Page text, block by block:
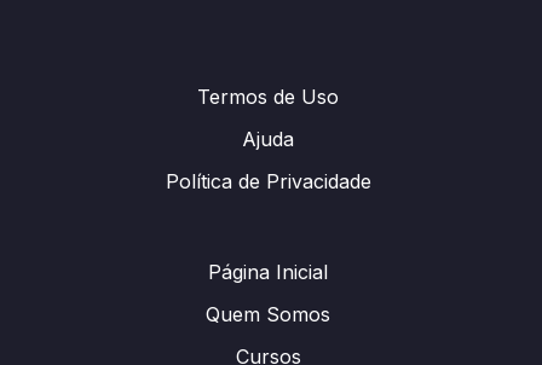
Termos de Uso
Ajuda
Política de Privacidade
Página Inicial
Quem Somos
Cursos